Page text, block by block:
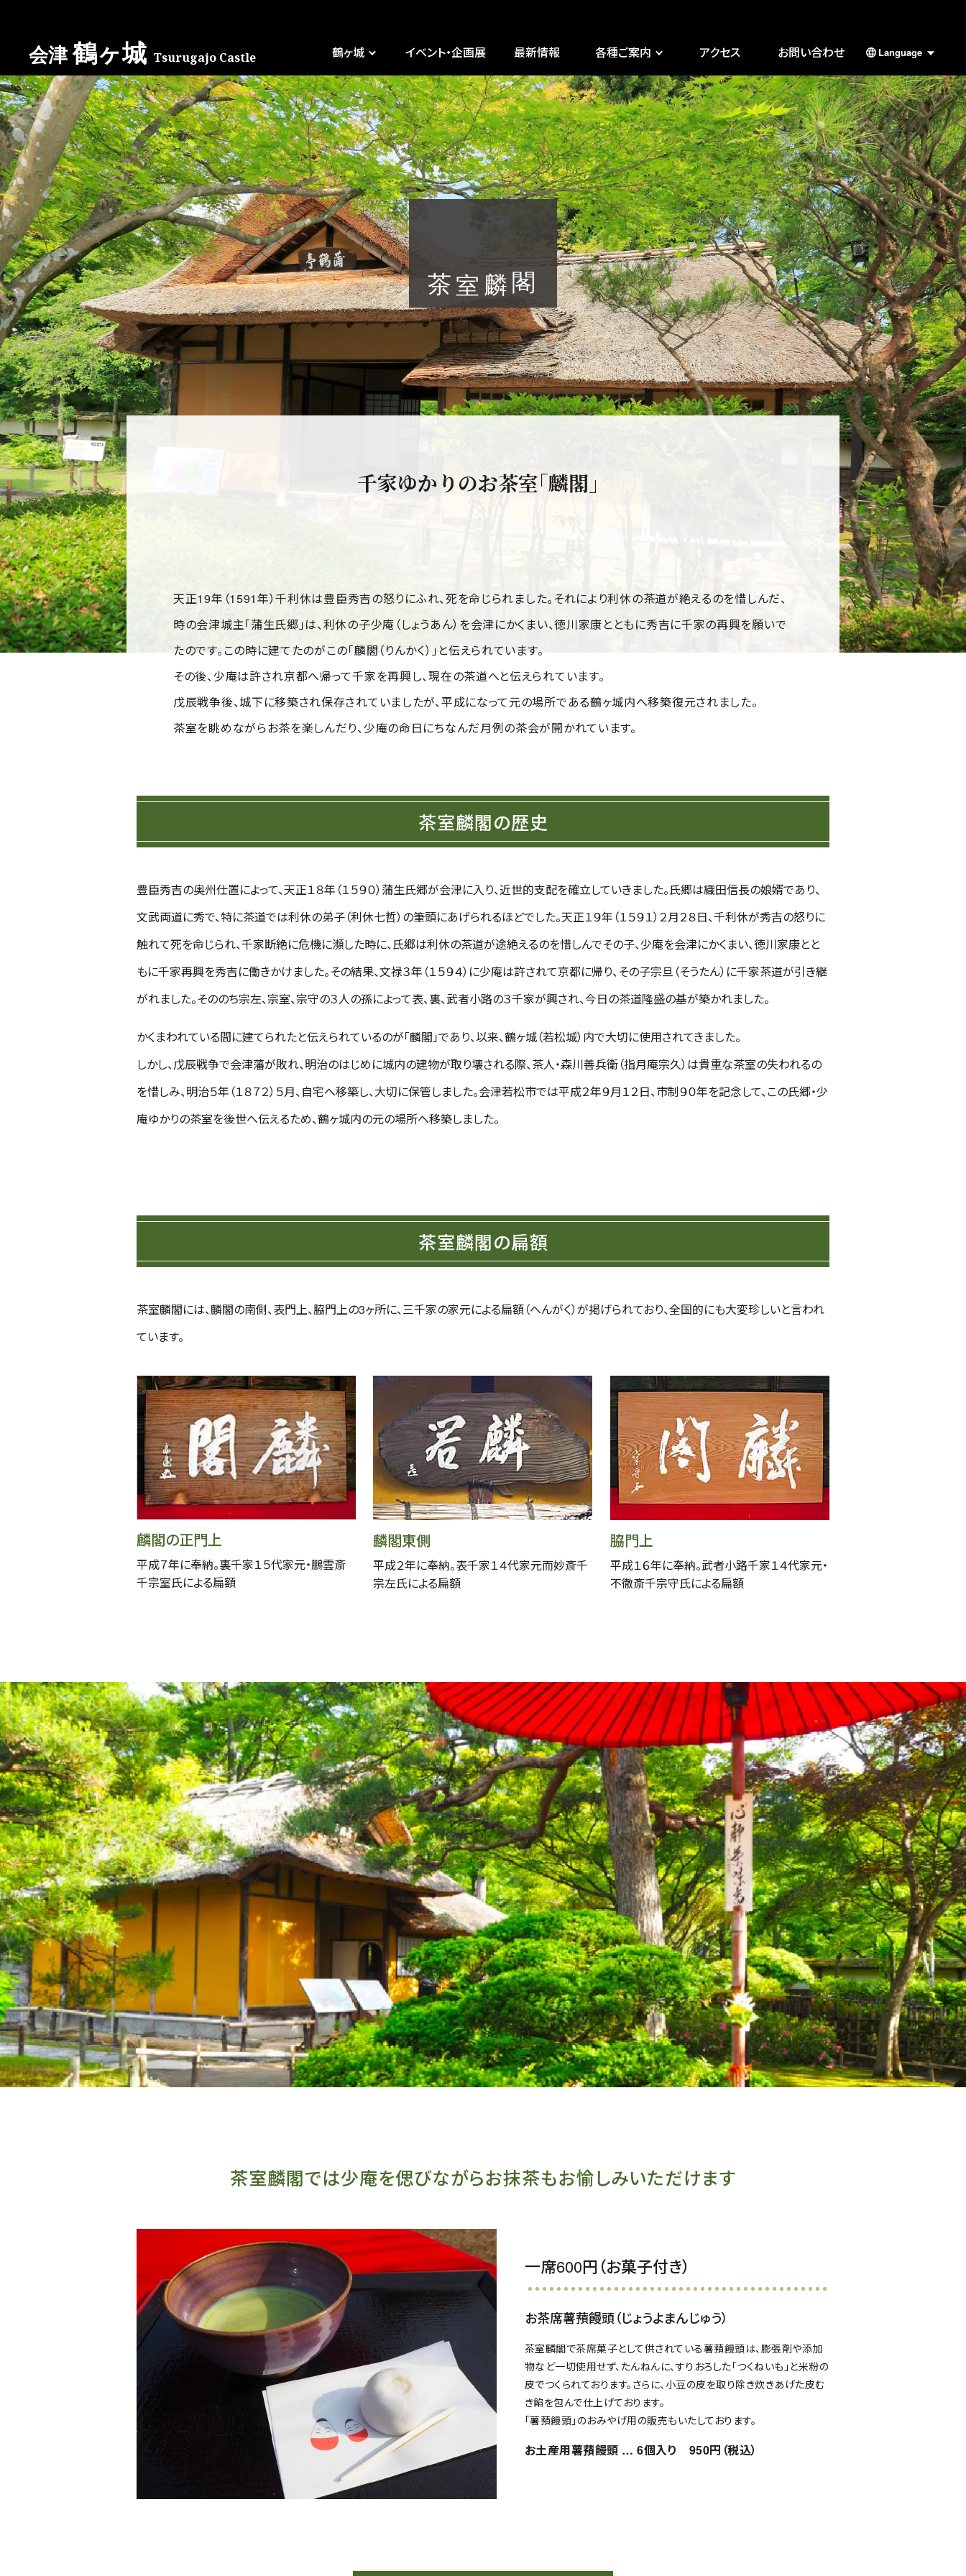
テ
ン
ツ
へ
ス
キ
ッ
プ
会津鶴ヶ城 Tsurugajo Castle 鶴ヶ城 イベント・企画展 最新情報 各種ご案内 アクセス お問い合わせ Language
千家ゆかりのお茶室｢麟閣」
天正19年（1591年）千利休は豊臣秀吉の怒りにふれ、死を命じられました。それにより利休の茶道が絶えるのを惜しんだ、
時の会津城主「蒲生氏郷」は、利休の子少庵（しょうあん）を会津にかくまい、徳川家康とともに秀吉に千家の再興を願いで
たのです。この時に建てたのがこの「麟閣（りんかく）」と伝えられています。
その後、少庵は許され京都へ帰って千家を再興し、現在の茶道へと伝えられています。
戊辰戦争後、城下に移築され保存されていましたが、平成になって元の場所である鶴ヶ城内へ移築復元されました。
茶室を眺めながらお茶を楽しんだり、少庵の命日にちなんだ月例の茶会が開かれています。
茶室麟閣の歴史
豊臣秀吉の奥州仕置によって、天正１８年（１５９０）蒲生氏郷が会津に入り、近世的支配を確立していきました。氏郷は織田信長の娘婿であり、
文武両道に秀で、特に茶道では利休の弟子（利休七哲）の筆頭にあげられるほどでした。天正１９年（１５９１）２月２８日、千利休が秀吉の怒りに
触れて死を命じられ、千家断絶に危機に瀕した時に、氏郷は利休の茶道が途絶えるのを惜しんでその子、少庵を会津にかくまい、徳川家康とと
もに千家再興を秀吉に働きかけました。その結果、文禄３年（１５９４）に少庵は許されて京都に帰り、その子宗旦（そうたん）に千家茶道が引き継
がれました。そののち宗左、宗室、宗守の３人の孫によって表、裏、武者小路の３千家が興され、今日の茶道隆盛の基が築かれました。
かくまわれている間に建てられたと伝えられているのが「麟閣」であり、以来、鶴ヶ城（若松城）内で大切に使用されてきました。
しかし、戊辰戦争で会津藩が敗れ、明治のはじめに城内の建物が取り壊される際、茶人・森川善兵衛（指月庵宗久）は貴重な茶室の失われるの
を惜しみ、明治５年（１８７２）５月、自宅へ移築し、大切に保管しました。会津若松市では平成２年９月１２日、市制９０年を記念して、この氏郷・少
庵ゆかりの茶室を後世へ伝えるため、鶴ヶ城内の元の場所へ移築しました。
茶室麟閣の扁額
茶室麟閣には、麟閣の南側、表門上、脇門上の3ヶ所に、三千家の家元による扁額（へんがく）が掲げられており、全国的にも大変珍しいと言われ
ています。
麟閣の正門上
平成７年に奉納。裏千家１５代家元・鵬雲斎
千宗室氏による扁額
麟閣東側
平成２年に奉納。表千家１４代家元而妙斎千
宗左氏による扁額
脇門上
平成１６年に奉納。武者小路千家１４代家元・
不徹斎千宗守氏による扁額
茶室麟閣では少庵を偲びながらお抹茶もお愉しみいただけます
一席600円（お菓子付き）
お茶席薯蕷饅頭（じょうよまんじゅう）
茶室麟閣で茶席菓子として供されている薯蕷饅頭は、膨張剤や添加
物など一切使用せず、たんねんに、すりおろした「つくねいも」と米粉の
皮でつくられております。さらに、小豆の皮を取り除き炊きあげた皮む
き餡を包んで仕上げております。
「薯蕷饅頭」のおみやげ用の販売もいたしております。
お土産用薯蕷饅頭 … 6個入り 950円（税込）